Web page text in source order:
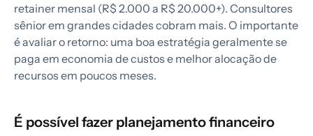
retainer mensal (R$ 2.000 a R$ 20.000+). Consultores
sênior em grandes cidades cobram mais. O importante
é avaliar o retorno: uma boa estratégia geralmente se
paga em economia de custos e melhor alocação de
recursos em poucos meses.
É possível fazer planejamento financeiro